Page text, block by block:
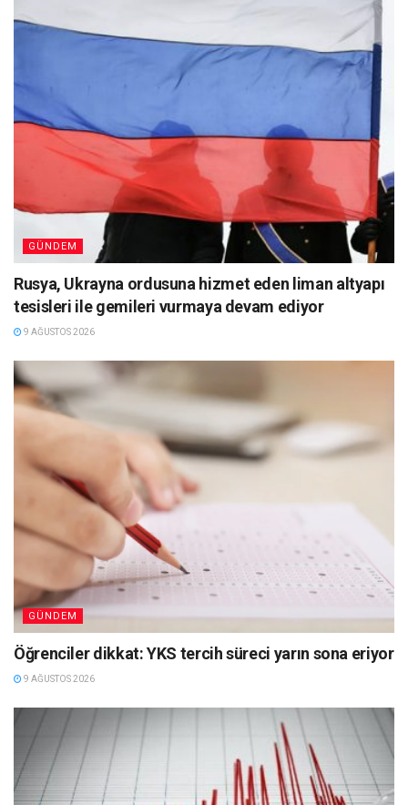
GÜNDEM
Rusya, Ukrayna ordusuna hizmet eden liman altyapı
tesisleri ile gemileri vurmaya devam ediyor
9 AĞUSTOS 2026
GÜNDEM
Öğrenciler dikkat: YKS tercih süreci yarın sona eriyor
9 AĞUSTOS 2026